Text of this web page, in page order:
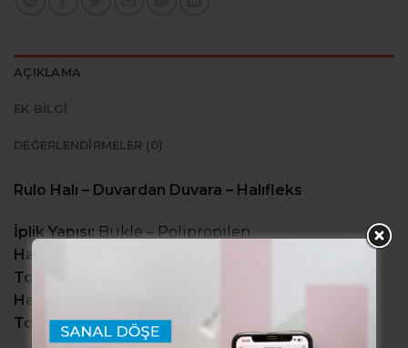
AÇIKLAMA
EK BILGI
DEĞERLENDIRMELER (0)
Rulo Halı – Duvardan Duvara – Halıfleks
İplik Yapısı: Bukle – Polipropilen
Hav Ağırlığı:
Toplam Ağırlık:
Hav (İplik) Yüksekliği:
Toplam Yükseklik:5mm